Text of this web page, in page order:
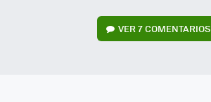
VER7 COMENTARIOS